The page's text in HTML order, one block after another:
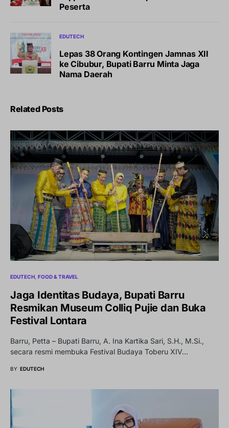
Peserta
EDUTECH
Lepas 38 Orang Kontingen Jamnas XII
ke Cibubur, Bupati Barru Minta Jaga
Nama Daerah
Related Posts
EDUTECH FOOD & TRAVEL
Jaga Identitas Budaya, Bupati Barru
Resmikan Museum Colliq Pujie dan Buka
Festival Lontara
Barru, Petta – Bupati Barru, A. Ina Kartika Sari, S.H., M.Si.,
secara resmi membuka Festival Budaya Toberu XIV…
BY EDUTECH